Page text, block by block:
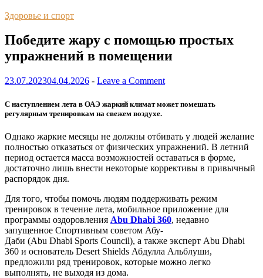
Здоровье и спорт
Победите жару с помощью простых
упражнений в помещении
23.07.202304.04.2026 - Leave a Comment
С наступлением лета в ОАЭ жаркий климат может помешать
регулярным тренировкам на свежем воздухе.
Однако жаркие месяцы не должны отбивать у людей желание
полностью отказаться от физических упражнений. В летний
период остается масса возможностей оставаться в форме,
достаточно лишь внести некоторые коррективы в привычный
распорядок дня.
Для того, чтобы помочь людям поддерживать режим
тренировок в течение лета, мобильное приложение для
программы оздоровления Abu Dhabi 360, недавно
запущенное Спортивным советом Абу-
Даби (Abu Dhabi Sports Council), а также эксперт Abu Dhabi
360 и основатель Desert Shields Абдулла Альблуши,
предложили ряд тренировок, которые можно легко
выполнять, не выходя из дома.